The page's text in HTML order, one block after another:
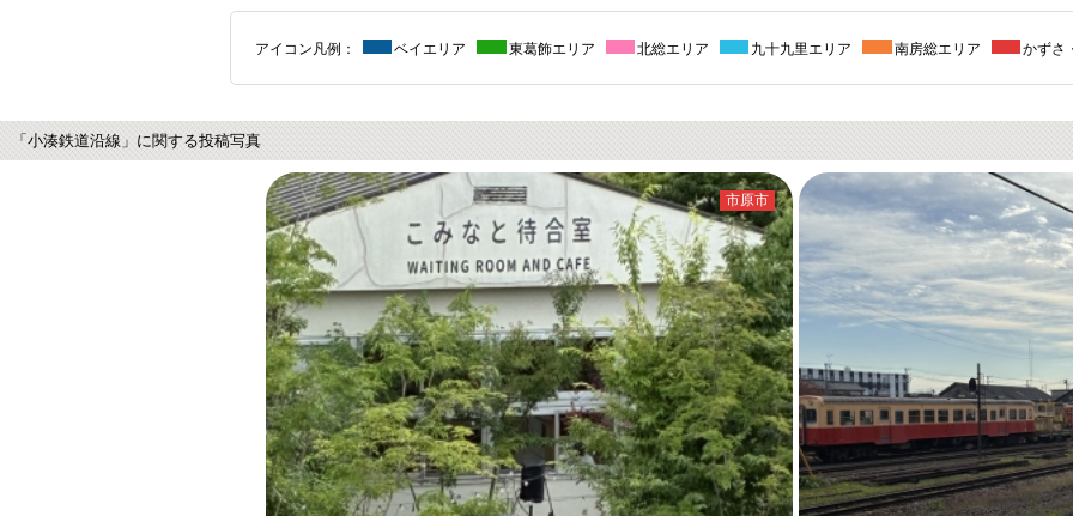
アイコン凡例： ベイエリア 東葛飾エリア 北総エリア 九十九里エリア 南房総エリア かずさ
「小湊鉄道沿線」に関する投稿写真
市原市